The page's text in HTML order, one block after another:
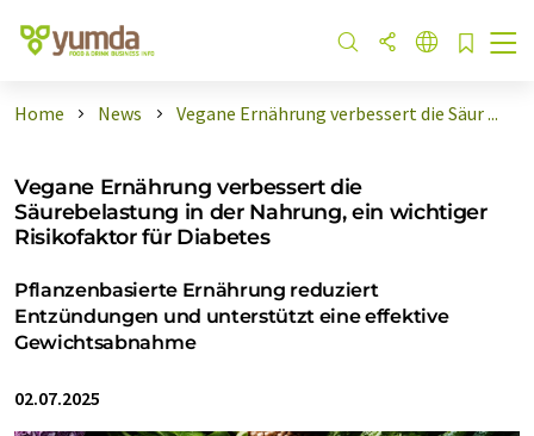
Home News Vegane Ernährung verbessert die Säur ...
Vegane Ernährung verbessert die
Säurebelastung in der Nahrung, ein wichtiger
Risikofaktor für Diabetes
Pflanzenbasierte Ernährung reduziert
Entzündungen und unterstützt eine effektive
Gewichtsabnahme
02.07.2025